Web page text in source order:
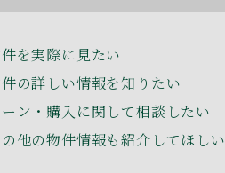
を実際に見たい
の詳しい情報を知りたい
ン・購入に関して相談したい
他の物件情報も紹介してほしい